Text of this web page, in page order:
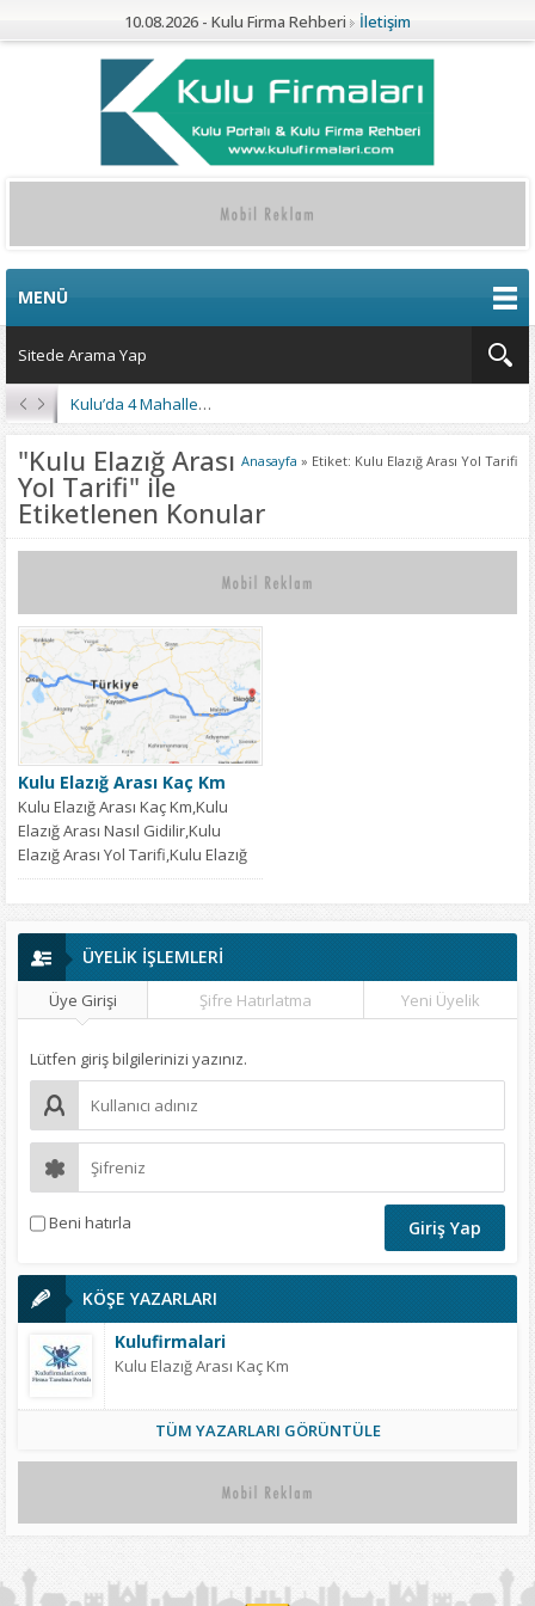
10.08.2026 - Kulu Firma Rehberi İletişim
MENÜ
Kulu’da 4 Mahalleye Yangın Söndürme Tankeri
Anasayfa » Etiket: Kulu Elazığ Arası Yol Tarifi
"Kulu Elazığ Arası
Yol Tarifi" ile
Etiketlenen Konular
Kulu Elazığ Arası Kaç Km
Kulu Elazığ Arası Kaç Km,Kulu
Elazığ Arası Nasıl Gidilir,Kulu
Elazığ Arası Yol Tarifi,Kulu Elazığ
Arası...
ÜYELİK İŞLEMLERİ
Üye Girişi Şifre Hatırlatma Yeni Üyelik
Lütfen giriş bilgilerinizi yazınız.
Beni hatırla
KÖŞE YAZARLARI
Kulufirmalari
Kulu Elazığ Arası Kaç Km
TÜM YAZARLARI GÖRÜNTÜLE